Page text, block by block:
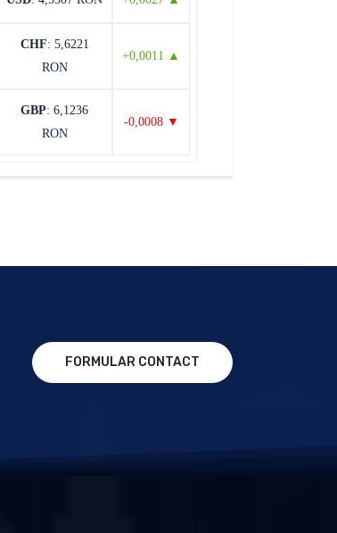
CHF: 5,6221
RON
+0,0011 ▲
GBP: 6,1236
RON
-0,0008 ▼
FORMULAR CONTACT